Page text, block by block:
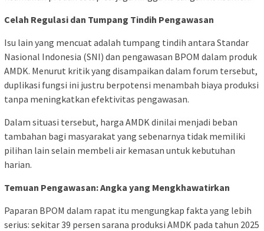
Celah Regulasi dan Tumpang Tindih Pengawasan
Isu lain yang mencuat adalah tumpang tindih antara Standar
Nasional Indonesia (SNI) dan pengawasan BPOM dalam produk
AMDK. Menurut kritik yang disampaikan dalam forum tersebut,
duplikasi fungsi ini justru berpotensi menambah biaya produksi
tanpa meningkatkan efektivitas pengawasan.
Dalam situasi tersebut, harga AMDK dinilai menjadi beban
tambahan bagi masyarakat yang sebenarnya tidak memiliki
pilihan lain selain membeli air kemasan untuk kebutuhan
harian.
Temuan Pengawasan: Angka yang Mengkhawatirkan
Paparan BPOM dalam rapat itu mengungkap fakta yang lebih
serius: sekitar 39 persen sarana produksi AMDK pada tahun 2025